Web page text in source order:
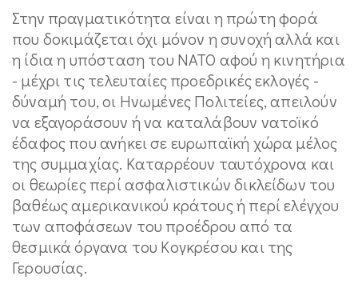
Στην πραγματικότητα είναι η πρώτη φορά
που δοκιμάζεται όχι μόνον η συνοχή αλλά και
η ίδια η υπόσταση του ΝΑΤΟ αφού η κινητήρια
- μέχρι τις τελευταίες προεδρικές εκλογές -
δύναμή του, οι Ηνωμένες Πολιτείες, απειλούν
να εξαγοράσουν ή να καταλάβουν νατοϊκό
έδαφος που ανήκει σε ευρωπαϊκή χώρα μέλος
της συμμαχίας. Καταρρέουν ταυτόχρονα και
οι θεωρίες περί ασφαλιστικών δικλείδων του
βαθέως αμερικανικού κράτους ή περί ελέγχου
των αποφάσεων του προέδρου από τα
θεσμικά όργανα του Κογκρέσου και της
Γερουσίας.